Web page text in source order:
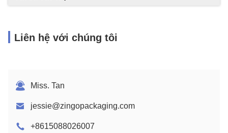
Liên hệ với chúng tôi
Miss. Tan
jessie@zingopackaging.com
+8615088026007